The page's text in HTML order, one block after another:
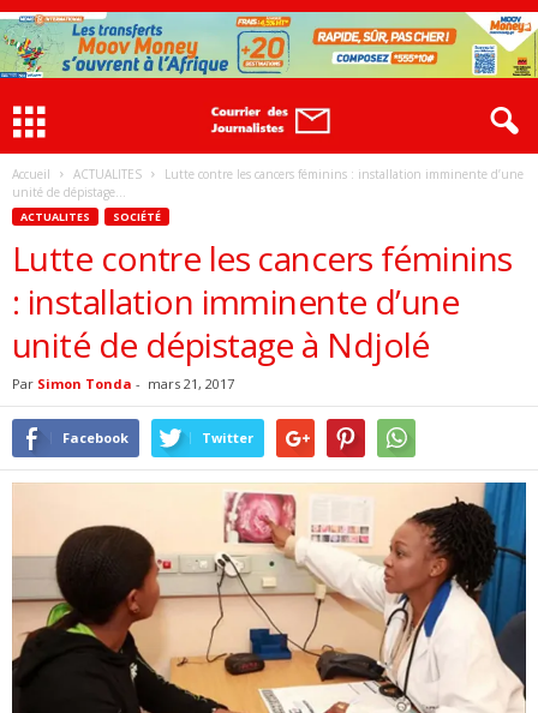
Accueil ACTUALITES
Lutte contre les cancers féminins : installation imminente d’une
unité de dépistage...
ACTUALITES SOCIÉTÉ
Lutte contre les cancers féminins
: installation imminente d’une
unité de dépistage à Ndjolé
Par Simon Tonda - mars 21, 2017
Facebook Twitter